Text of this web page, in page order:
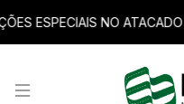
ESPECIAIS NO ATACADO